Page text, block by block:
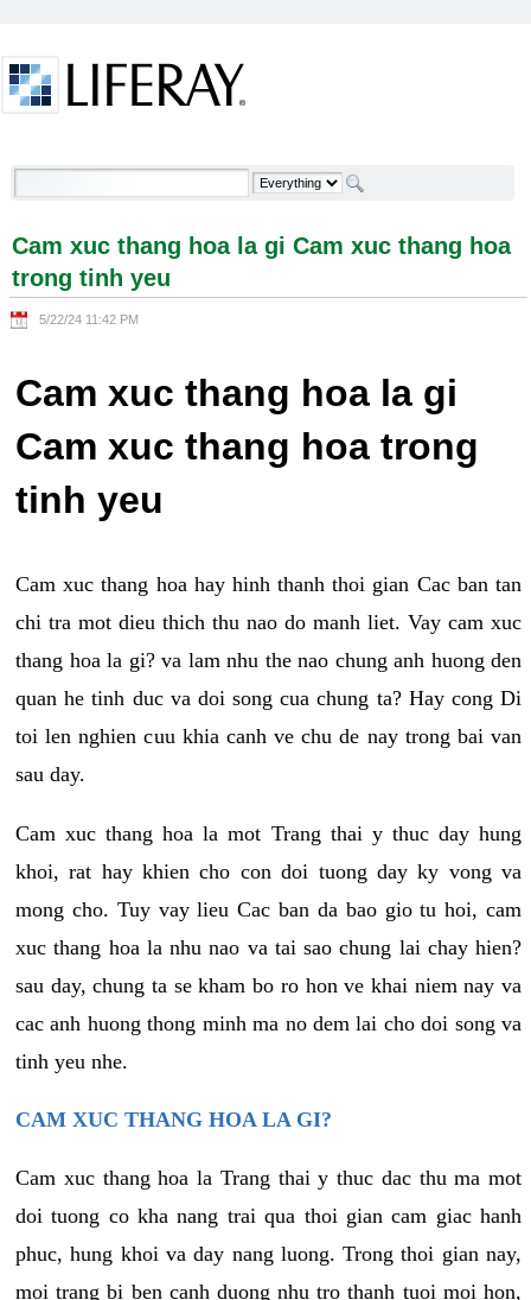
Cam xuc thang hoa la gi Cam xuc thang hoa trong
Cam xuc thang hoa la gi Cam xuc thang hoa
trong tinh yeu
5/22/24 11:42 PM
Cam xuc thang hoa la gi
Cam xuc thang hoa trong
tinh yeu
Cam xuc thang hoa hay hinh thanh thoi gian Cac ban tan
chi tra mot dieu thich thu nao do manh liet. Vay cam xuc
thang hoa la gi? va lam nhu the nao chung anh huong den
quan he tinh duc va doi song cua chung ta? Hay cong Di
toi len nghien cuu khia canh ve chu de nay trong bai van
sau day.
Cam xuc thang hoa la mot Trang thai y thuc day hung
khoi, rat hay khien cho con doi tuong day ky vong va
mong cho. Tuy vay lieu Cac ban da bao gio tu hoi, cam
xuc thang hoa la nhu nao va tai sao chung lai chay hien?
sau day, chung ta se kham bo ro hon ve khai niem nay va
cac anh huong thong minh ma no dem lai cho doi song va
tinh yeu nhe.
CAM XUC THANG HOA LA GI?
Cam xuc thang hoa la Trang thai y thuc dac thu ma mot
doi tuong co kha nang trai qua thoi gian cam giac hanh
phuc, hung khoi va day nang luong. Trong thoi gian nay,
moi trang bi ben canh duong nhu tro thanh tuoi moi hon,